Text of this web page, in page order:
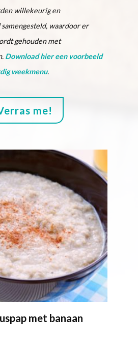
willekeurig en
waardoor er
gehouden met
Download hier een voorbeeld
weekmenu.
me!
met banaan